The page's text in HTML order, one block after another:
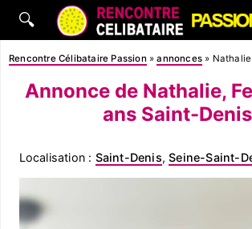
🔍
Rencontre Célibataire Passion »annonces » Nathalie
Annonce de Nathalie,
ans Saint-Denis
Localisation : Saint-Denis,Seine-Saint-